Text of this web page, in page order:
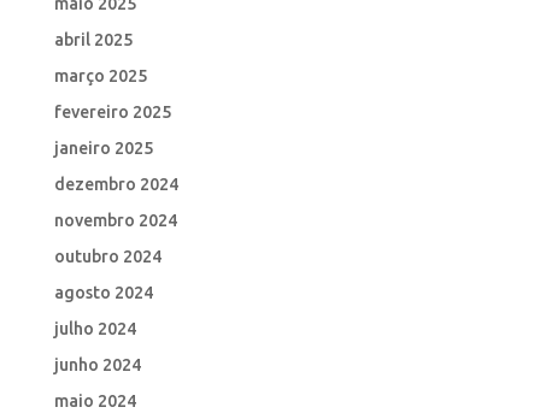
abril 2025
março 2025
fevereiro 2025
janeiro 2025
dezembro 2024
novembro 2024
outubro 2024
agosto 2024
julho 2024
junho 2024
maio 2024